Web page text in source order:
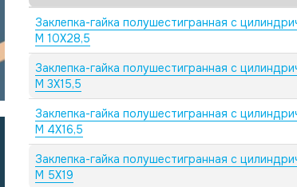
Заклепка-гайка полушестигранная с
M 10X28,5
Заклепка-гайка полушестигранная с
M 3X15,5
Заклепка-гайка полушестигранная с
M 4X16,5
Заклепка-гайка полушестигранная с
M 5X19